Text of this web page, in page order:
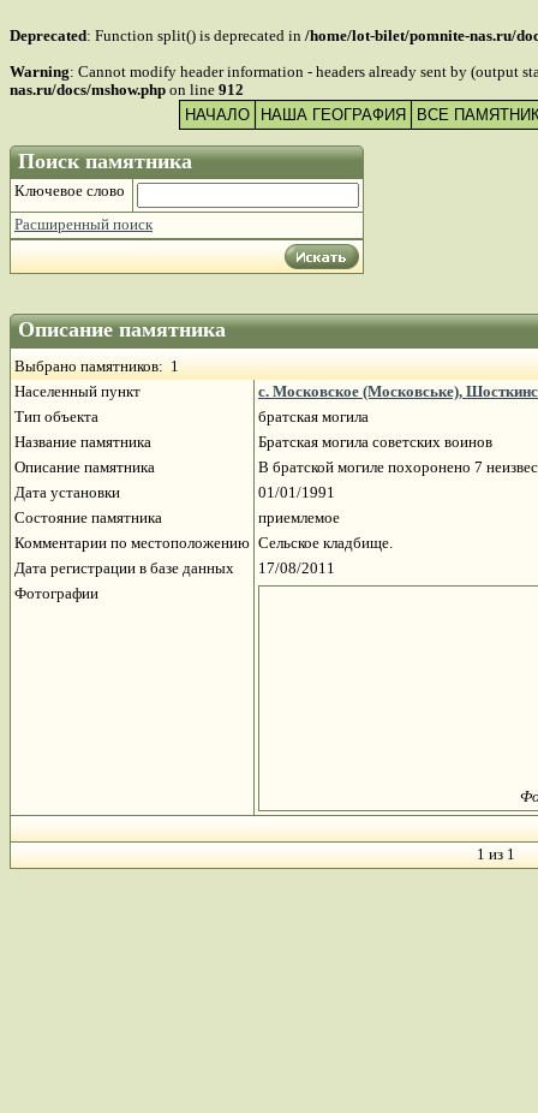
Deprecated: Function split() is deprecated in /home/lot-bilet/pomnite-nas.ru/
Warning: Cannot modify header information - headers already sent by (output
nas.ru/docs/mshow.php on line 912
НАЧАЛО НАША ГЕОГРАФИЯ ВСЕ
Поиск памятника
Ключевое слово
Расширенный поиск
Описание памятника
Выбрано памятников: 1
Населенный пункт
с. Московское (Московське),
Тип объекта
братская могила
Название памятника
Братская могила советских воинов
Описание памятника
В братской могиле похоронено 7
Дата установки
01/01/1991
Состояние памятника
приемлемое
Комментарии по местоположению Сельское кладбище.
Дата регистрации в базе данных
17/08/2011
Фотографии
1 из 1